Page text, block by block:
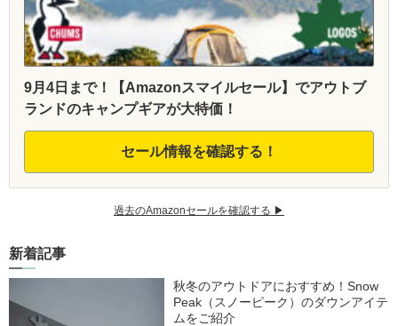
9月4日まで！【Amazonスマイルセール】でアウトブ
ランドのキャンプギアが大特価！
セール情報を確認する！
過去のAmazonセールを確認する ▶︎
新着記事
秋冬のアウトドアにおすすめ！Snow
Peak（スノーピーク）のダウンアイテ
ムをご紹介